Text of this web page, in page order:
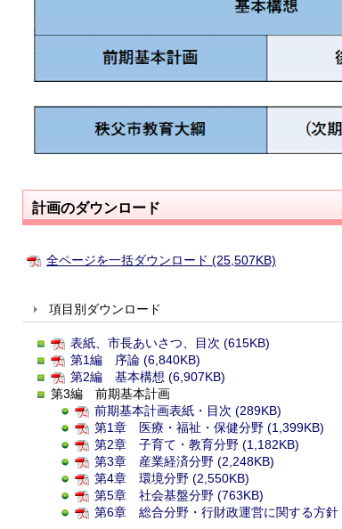
計画のダウンロード
全ページを一括ダウンロード (25,507KB)
項目別ダウンロード
表紙、市長あいさつ、目次 (615KB)
第1編 序論 (6,840KB)
第2編 基本構想 (6,907KB)
第3編 前期基本計画
前期基本計画表紙・目次 (289KB)
第1章 医療・福祉・保健分野 (1,399KB)
第2章 子育て・教育分野 (1,182KB)
第3章 産業経済分野 (2,248KB)
第4章 環境分野 (2,550KB)
第5章 社会基盤分野 (763KB)
第6章 総合分野・行財政運営に関する方針